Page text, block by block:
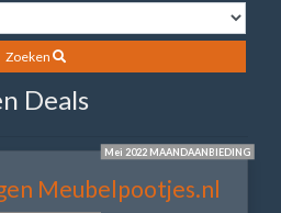
Zoeken
Deals
Mei 2022 MAANDAANBIEDING
Meubelpootjes.nl